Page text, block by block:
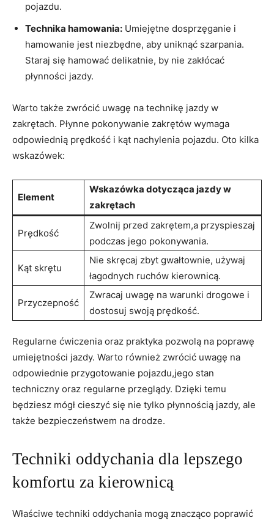
pojazdu.
Technika hamowania: Umiejętne dosprzęganie i
hamowanie jest niezbędne, aby uniknąć szarpania.
Staraj się hamować delikatnie, by nie zakłócać
płynności jazdy.
Warto także zwrócić uwagę na technikę jazdy w
zakrętach. Płynne pokonywanie zakrętów wymaga
odpowiednią prędkość i kąt nachylenia pojazdu. Oto kilka
wskazówek:
Element
Wskazówka dotycząca jazdy w
zakrętach
Prędkość
Zwolnij przed zakrętem,a przyspieszaj
podczas jego pokonywania.
Kąt skrętu
Nie skręcaj zbyt gwałtownie, używaj
łagodnych ruchów kierownicą.
Przyczepność
Zwracaj uwagę na warunki drogowe i
dostosuj swoją prędkość.
Regularne ćwiczenia oraz praktyka pozwolą na poprawę
umiejętności jazdy. Warto również zwrócić uwagę na
odpowiednie przygotowanie pojazdu,jego stan
techniczny oraz regularne przeglądy. Dzięki temu
będziesz mógł cieszyć się nie tylko płynnością jazdy, ale
także bezpieczeństwem na drodze.
Techniki oddychania dla lepszego
komfortu za kierownicą
Właściwe techniki oddychania mogą znacząco poprawić